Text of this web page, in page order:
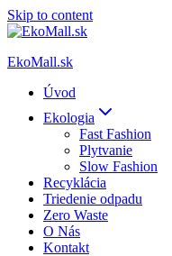
Skip to content
EkoMall.sk
Úvod
Ekologia
Fast Fashion
Plytvanie
Slow Fashion
Recyklácia
Triedenie odpadu
Zero Waste
O Nás
Kontakt